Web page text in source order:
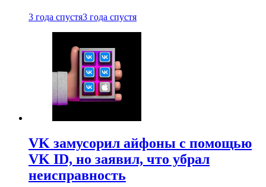
3 года спустя3 года спустя
VK замусорил айфоны с помощью
VK ID, но заявил, что убрал
неисправность